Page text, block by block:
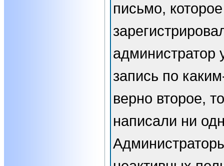
письмо,
администратор
запись по
верно второе,
написали ни